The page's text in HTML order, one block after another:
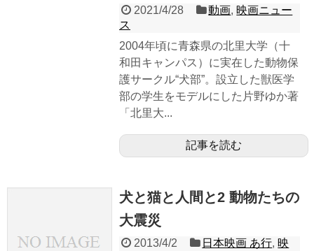
2021/4/28 動画, 映画ニュー
ス
2004年頃に青森県の北里大学（十
和田キャンパス）に実在した動物保
護サークル“犬部”。設立した獣医学
部の学生をモデルにした片野ゆか著
「北里大...
記事を読む
犬と猫と人間と2 動物たちの
大震災
2013/4/2 日本映画 あ行, 映